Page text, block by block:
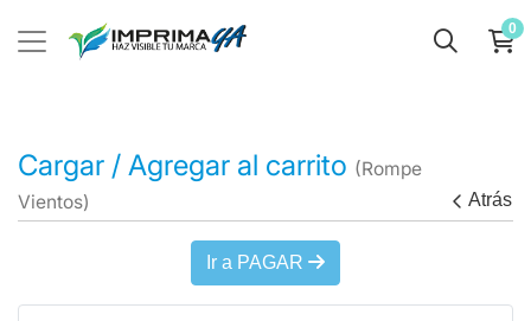
0
Cargar / Agregar al carrito (Rompe
Vientos)
Atrás
Ir a PAGAR